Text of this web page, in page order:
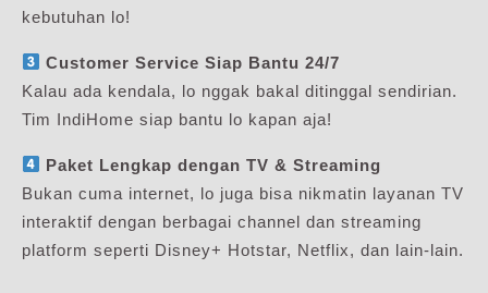
kebutuhan lo!
Customer Service Siap Bantu 24/7
Kalau ada kendala, lo nggak bakal ditinggal sendirian.
Tim IndiHome siap bantu lo kapan aja!
Paket Lengkap dengan TV & Streaming
Bukan cuma internet, lo juga bisa nikmatin layanan TV
interaktif dengan berbagai channel dan streaming
platform seperti Disney+ Hotstar, Netflix, dan lain-lain.